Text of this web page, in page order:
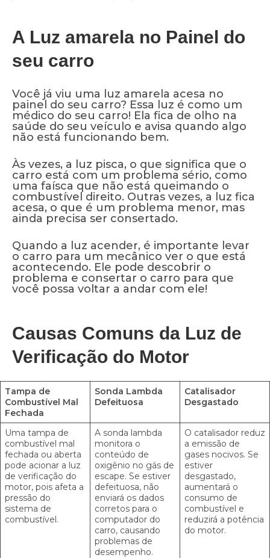
A Luz amarela no Painel do
seu carro
Você já viu uma luz amarela acesa no
painel do seu carro? Essa luz é como um
médico do seu carro! Ela fica de olho na
saúde do seu veículo e avisa quando algo
não está funcionando bem.
Às vezes, a luz pisca, o que significa que o
carro está com um problema sério, como
uma faísca que não está queimando o
combustível direito. Outras vezes, a luz fica
acesa, o que é um problema menor, mas
ainda precisa ser consertado.
Quando a luz acender, é importante levar
o carro para um mecânico ver o que está
acontecendo. Ele pode descobrir o
problema e consertar o carro para que
você possa voltar a andar com ele!
Causas Comuns da Luz de
Verificação do Motor
Tampa de
Combustível Mal
Fechada
Sonda Lambda
Defeituosa
Catalisador
Desgastado
Uma tampa de
combustível mal
fechada ou aberta
pode acionar a luz
de verificação do
motor, pois afeta a
pressão do
sistema de
combustível.
A sonda lambda
monitora o
conteúdo de
oxigênio no gás de
escape. Se estiver
defeituosa, não
enviará os dados
corretos para o
computador do
carro, causando
problemas de
desempenho.
O catalisador reduz
a emissão de
gases nocivos. Se
estiver
desgastado,
aumentará o
consumo de
combustível e
reduzirá a potência
do motor.